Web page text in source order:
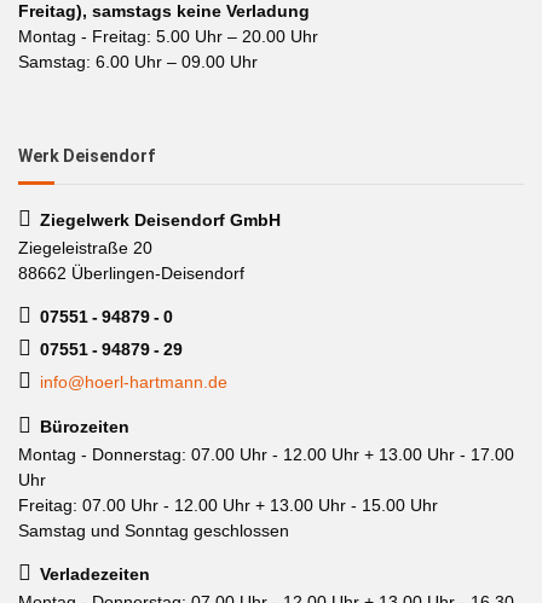
Freitag), samstags keine Verladung
Montag - Freitag: 5.00 Uhr – 20.00 Uhr
Samstag: 6.00 Uhr – 09.00 Uhr
Werk Deisendorf
Ziegelwerk Deisendorf GmbH
Ziegeleistraße 20
88662 Überlingen-Deisendorf
07551 - 94879 - 0
07551 - 94879 - 29
info@hoerl-hartmann.de
Bürozeiten
Montag - Donnerstag: 07.00 Uhr - 12.00 Uhr + 13.00 Uhr - 17.00
Uhr
Freitag: 07.00 Uhr - 12.00 Uhr + 13.00 Uhr - 15.00 Uhr
Samstag und Sonntag geschlossen
Verladezeiten